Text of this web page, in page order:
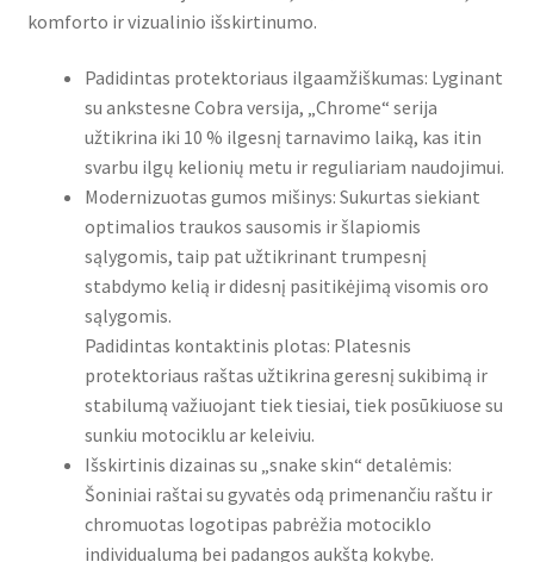
komforto ir vizualinio išskirtinumo.
Padidintas protektoriaus ilgaamžiškumas: Lyginant
su ankstesne Cobra versija, „Chrome“ serija
užtikrina iki 10 % ilgesnį tarnavimo laiką, kas itin
svarbu ilgų kelionių metu ir reguliariam naudojimui.
Modernizuotas gumos mišinys: Sukurtas siekiant
optimalios traukos sausomis ir šlapiomis
sąlygomis, taip pat užtikrinant trumpesnį
stabdymo kelią ir didesnį pasitikėjimą visomis oro
sąlygomis.
Padidintas kontaktinis plotas: Platesnis
protektoriaus raštas užtikrina geresnį sukibimą ir
stabilumą važiuojant tiek tiesiai, tiek posūkiuose su
sunkiu motociklu ar keleiviu.
Išskirtinis dizainas su „snake skin“ detalėmis:
Šoniniai raštai su gyvatės odą primenančiu raštu ir
chromuotas logotipas pabrėžia motociklo
individualumą bei padangos aukštą kokybę.